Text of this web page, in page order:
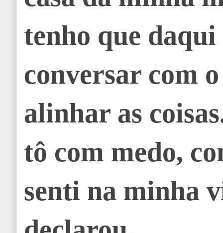
tenho que daqui
conversar com
alinhar as
tô com medo,
senti na minha